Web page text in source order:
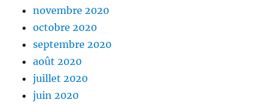
novembre 2020
octobre 2020
septembre 2020
août 2020
juillet 2020
juin 2020